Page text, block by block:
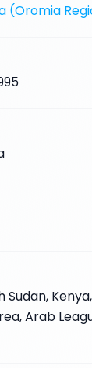
(Oromia
Sudan,
Arab